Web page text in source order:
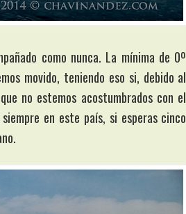
como nunca. La mínima de 0º
movido, teniendo eso si, debido al
no estemos acostumbrados con el
en este país, si esperas cinco